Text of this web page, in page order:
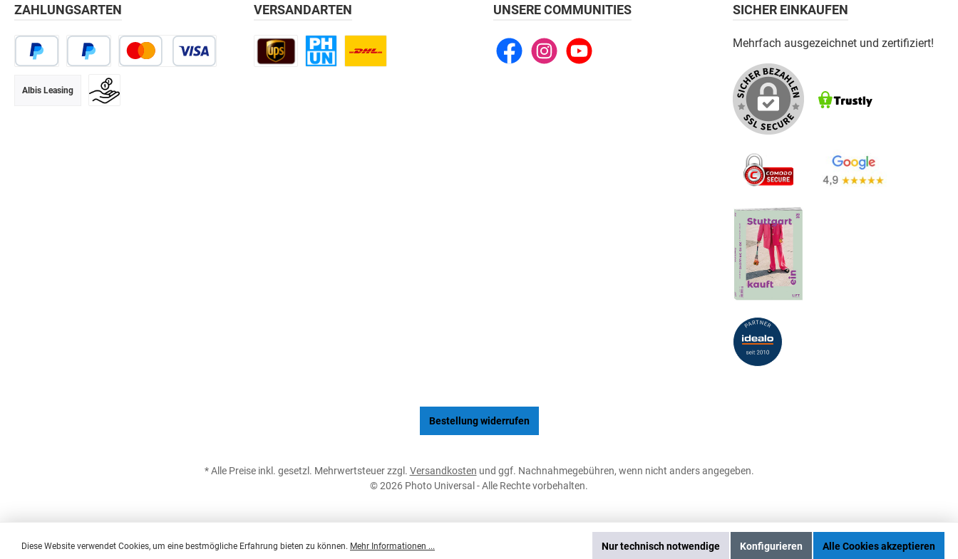
ZAHLUNGSARTEN
Albis Leasing
VERSANDARTEN UNSERE COMMUNITIES
FacebookInstagramYouTube
SICHER EINKAUFEN
Mehrfach ausgezeichnet und zertifiziert!
Bestellung widerrufen
* Alle Preise inkl. gesetzl. Mehrwertsteuer zzgl. Versandkosten und ggf. Nachnahmegebühren, wenn nicht anders angegeben.
© 2026 Photo Universal - Alle Rechte vorbehalten.
Diese Website verwendet Cookies, um eine bestmögliche Erfahrung bieten zu können. Mehr Informationen ... Nur technisch notwendige Konfigurieren Alle Cookies akzeptieren